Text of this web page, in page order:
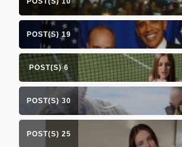
19 POST(S)
6 POST(S)
30 POST(S)
25 POST(S)